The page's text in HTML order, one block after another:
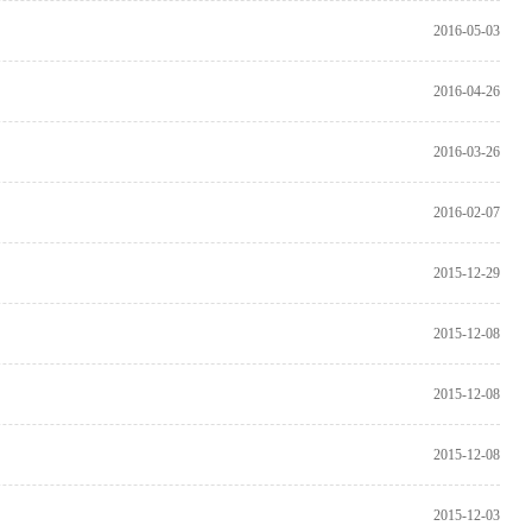
2016-05-03
2016-04-26
2016-03-26
2016-02-07
2015-12-29
2015-12-08
2015-12-08
2015-12-08
2015-12-03